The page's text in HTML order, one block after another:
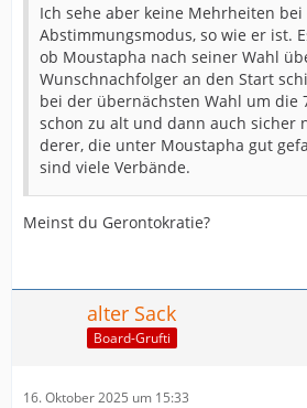
Ich sehe aber keine Mehrheiten bei
Abstimmungsmodus, so wie er ist.
ob Moustapha nach seiner Wahl
Wunschnachfolger an den Start
bei der übernächsten Wahl um die
schon zu alt und dann auch sicher
derer, die unter Moustapha gut
sind viele Verbände.
Meinst du Gerontokratie?
alter Sack
Board-Grufti
16. Oktober 2025 um 15:33